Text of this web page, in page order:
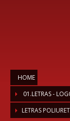
HOME
01.LETRAS -
LETRAS